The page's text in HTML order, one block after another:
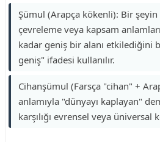
Şümul (Arapça kökenli): Bir
çevreleme veya kapsam
kadar geniş bir alanı etkilediğini
geniş" ifadesi kullanılır.
Cihanşümul (Farsça "cihan" +
anlamıyla "dünyayı kaplayan"
karşılığı evrensel veya üniversal